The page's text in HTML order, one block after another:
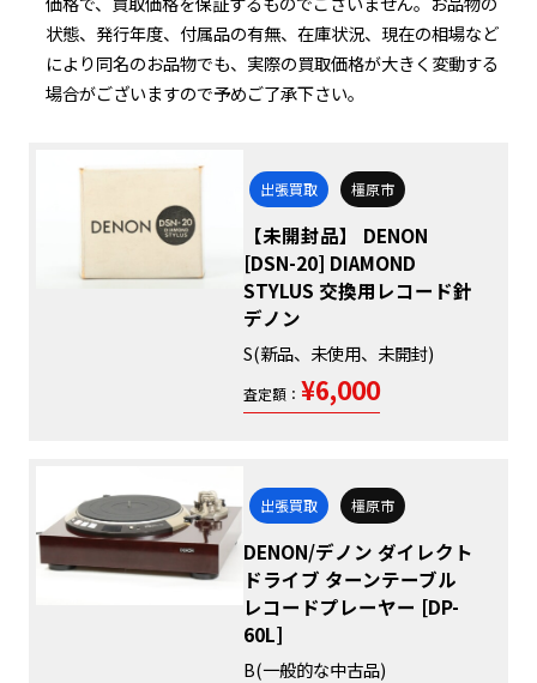
状態、発行年度、付属品の有無、在庫状況、現在の相場など
により同名のお品物でも、実際の買取価格が大きく変動する
場合がございますので予めご了承下さい。
出張買取 橿原市
【未開封品】 DENON
[DSN-20] DIAMOND
STYLUS 交換用レコード針
デノン
S(新品、未使用、未開封)
査定額： ¥6,000
出張買取 橿原市
DENON/デノン ダイレクト
ドライブ ターンテーブル
レコードプレーヤー [DP-
60L]
B(一般的な中古品)